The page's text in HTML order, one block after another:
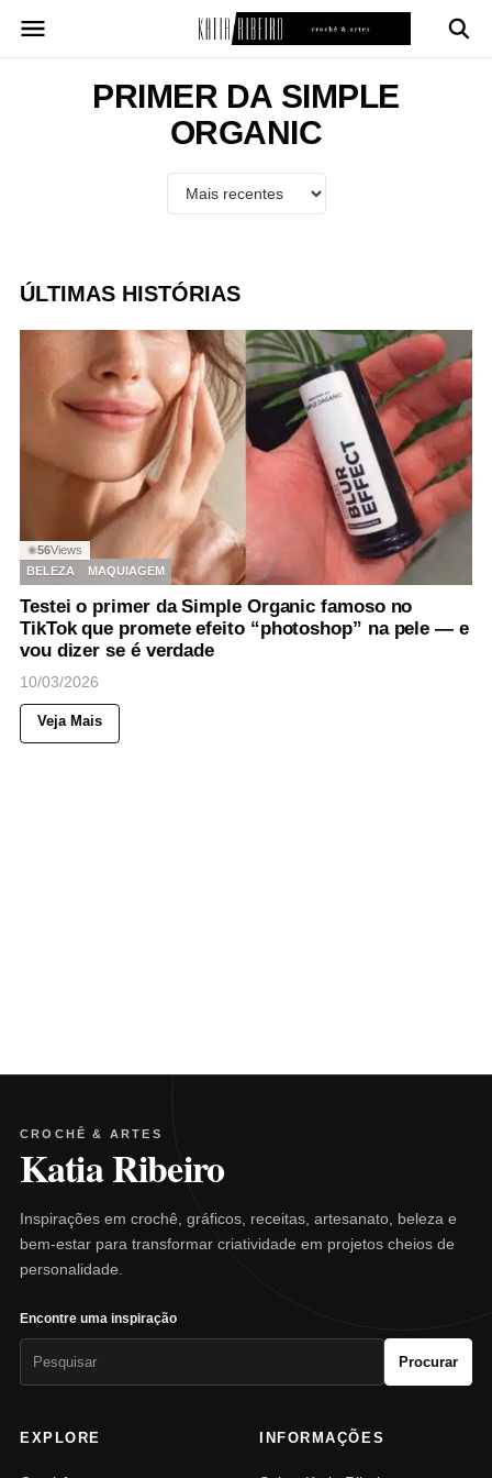
para
PRIMER DA SIMPLE
ORGANIC
ÚLTIMAS HISTÓRIAS
◉56Views
BELEZA
MAQUIAGEM
Testei o primer da Simple Organic famoso no
TikTok que promete efeito “photoshop” na pele — e
vou dizer se é verdade
10/03/2026
Veja Mais
CROCHÊ & ARTES
Katia Ribeiro
Inspirações em crochê, gráficos, receitas, artesanato, beleza e
bem-estar para transformar criatividade em projetos cheios de
personalidade.
Encontre uma inspiração
Procurar
EXPLORE INFORMAÇÕES